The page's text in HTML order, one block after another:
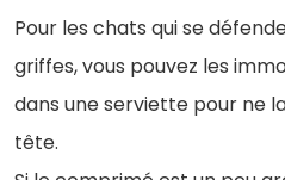
Pour les chats qui se
griffes, vous pouvez les
dans une serviette pour ne
tête.